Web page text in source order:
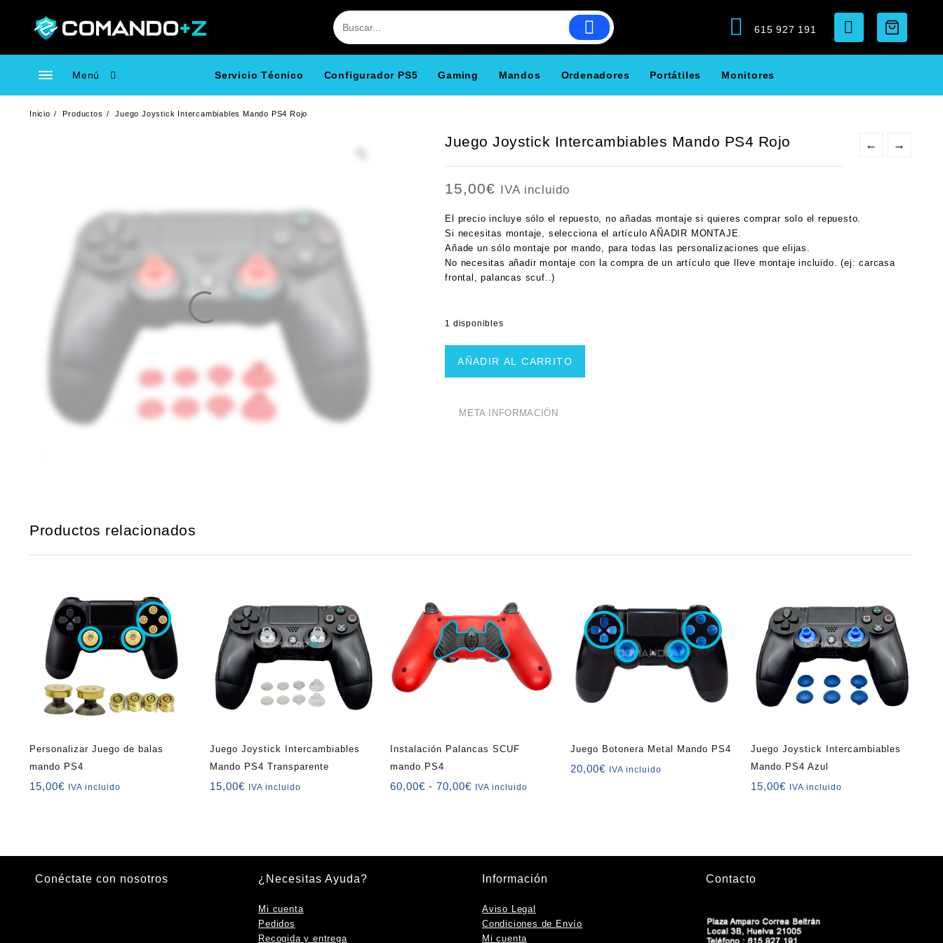
contenido
615 927 191
Menú Servicio Técnico Configurador PS5 Gaming Mandos Ordenadores Portátiles Monitores
Inicio Productos Juego Joystick Intercambiables Mando PS4 Rojo
← →
Juego Joystick Intercambiables Mando PS4 Rojo
15,00€ IVA incluido
El precio incluye sólo el repuesto, no añadas montaje si quieres comprar solo el repuesto.
Si necesitas montaje, selecciona el artículo AÑADIR MONTAJE.
Añade un sólo montaje por mando, para todas las personalizaciones que elijas.
No necesitas añadir montaje con la compra de un artículo que lleve montaje incluido. (ej: carcasa
frontal, palancas scuf..)
1 disponibles
Joystick
PS4
AÑADIR AL CARRITO
META INFORMACIÓN
Productos relacionados
Personalizar Juego de balas
mando PS4
15,00€ IVA incluido
Juego Joystick Intercambiables
Mando PS4 Transparente
15,00€ IVA incluido
Instalación Palancas SCUF
mando PS4
60,00€ - 70,00€ Rango
hasta
70,00€
IVA incluido
Juego Botonera Metal Mando PS4
20,00€ IVA incluido
Juego Joystick Intercambiables
Mando PS4 Azul
15,00€ IVA incluido
Conéctate con nosotros ¿Necesitas Ayuda?
Mi cuenta
Pedidos
Recogida y entrega
Información
Aviso Legal
Condiciones de Envío
Mi cuenta
Contacto